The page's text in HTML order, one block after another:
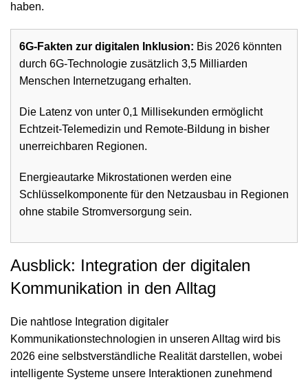
haben.
6G-Fakten zur digitalen Inklusion: Bis 2026 könnten
durch 6G-Technologie zusätzlich 3,5 Milliarden
Menschen Internetzugang erhalten.
Die Latenz von unter 0,1 Millisekunden ermöglicht
Echtzeit-Telemedizin und Remote-Bildung in bisher
unerreichbaren Regionen.
Energieautarke Mikrostationen werden eine
Schlüsselkomponente für den Netzausbau in Regionen
ohne stabile Stromversorgung sein.
Ausblick: Integration der digitalen
Kommunikation in den Alltag
Die nahtlose Integration digitaler
Kommunikationstechnologien in unseren Alltag wird bis
2026 eine selbstverständliche Realität darstellen, wobei
intelligente Systeme unsere Interaktionen zunehmend